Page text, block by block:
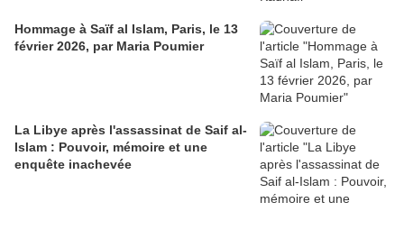
Hommage à Saïf al Islam, Paris, le 13
février 2026, par Maria Poumier
La Libye après l'assassinat de Saif al-
Islam : Pouvoir, mémoire et une
enquête inachevée